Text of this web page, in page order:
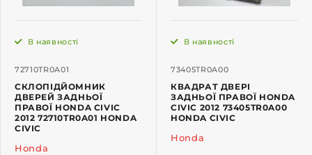
72710TR0A01
В наявності
СКЛОПІДЙОМНИК
ДВЕРЕЙ ЗАДНЬОЇ
ПРАВОЇ HONDA CIVIC
2012 72710TR0A01 HONDA
CIVIC
Honda
73405TR0A00
В наявності
КВАДРАТ ДВЕРІ
ЗАДНЬОЇ ПРАВОЇ HONDA
CIVIC 2012 73405TR0A00
HONDA CIVIC
Honda